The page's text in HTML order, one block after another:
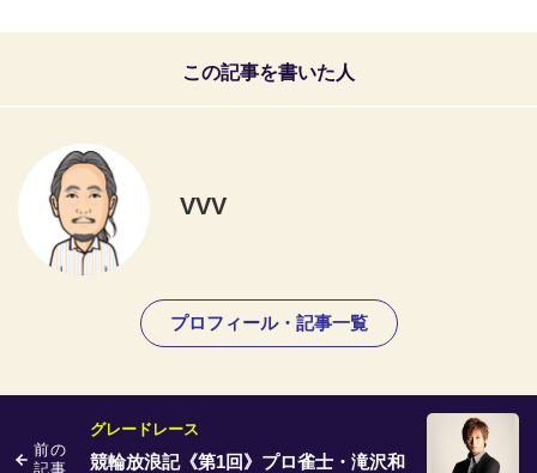
この記事を書いた人
VVV
プロフィール・記事一覧
前の
記事
グレードレース
競輪放浪記《第1回》プロ雀士・滝沢和